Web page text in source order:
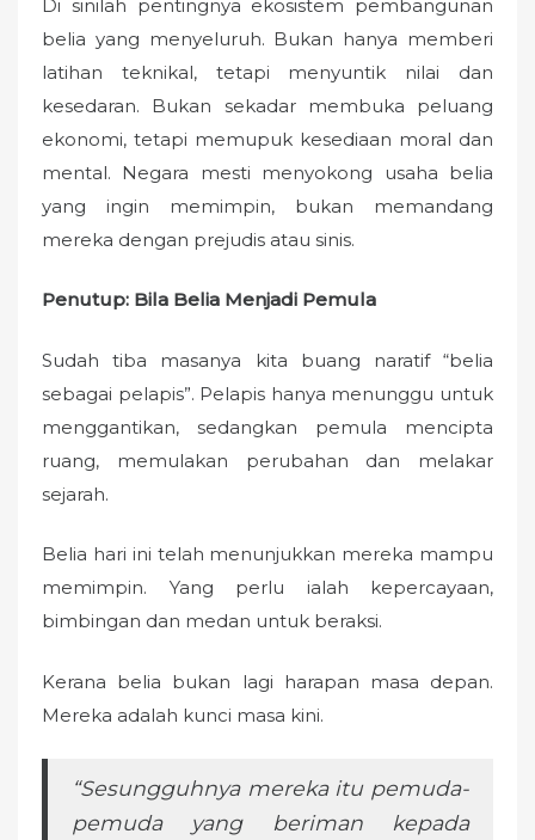
Di sinilah pentingnya ekosistem pembangunan
belia yang menyeluruh. Bukan hanya memberi
latihan teknikal, tetapi menyuntik nilai dan
kesedaran. Bukan sekadar membuka peluang
ekonomi, tetapi memupuk kesediaan moral dan
mental. Negara mesti menyokong usaha belia
yang ingin memimpin, bukan memandang
mereka dengan prejudis atau sinis.
Penutup: Bila Belia Menjadi Pemula
Sudah tiba masanya kita buang naratif “belia
sebagai pelapis”. Pelapis hanya menunggu untuk
menggantikan, sedangkan pemula mencipta
ruang, memulakan perubahan dan melakar
sejarah.
Belia hari ini telah menunjukkan mereka mampu
memimpin. Yang perlu ialah kepercayaan,
bimbingan dan medan untuk beraksi.
Kerana belia bukan lagi harapan masa depan.
Mereka adalah kunci masa kini.
“Sesungguhnya mereka itu pemuda-
pemuda yang beriman kepada